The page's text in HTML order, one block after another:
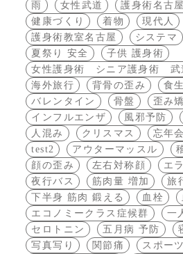
雨
女性武道 護身術名古屋
健康づくり
着物 現代人
護身術教室名古屋
システマ
夏祭り 安全
子供 護身術
女性護身術 シニア護身術 武
海外旅行
背骨の歪み
食
バレンタイン
骨盤 歪み
インフルエンザ
風邪予防
人混み
クリスマス 忘年会
test2
アウターマッスル
顔の歪み
左右対称顔
エ
夜行バス
筋肉量 増加
旅
下半身 筋肉 鍛える
血栓
エコノミークラス症候群
一
セロトニン
五月病 予防
写真写り
関節痛
スポー